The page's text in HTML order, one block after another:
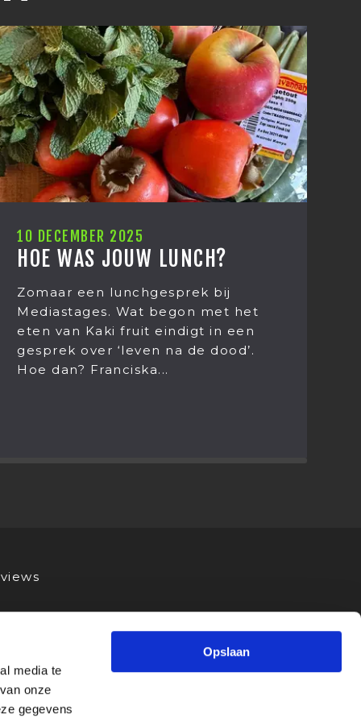
media te
onze
gegevens
Opslaan
bij
met het
in een
dood’.
CARMEN DREYER,
NIEUWE MARKETEER
Ik ben Carmen Dreyer en
heden de nieuwe
Mediastages. Het leek mij
wel netjes om mezelf even